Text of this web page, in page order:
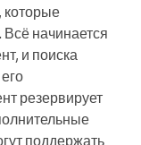
которые
начинается
и поиска
резервирует
поддержать